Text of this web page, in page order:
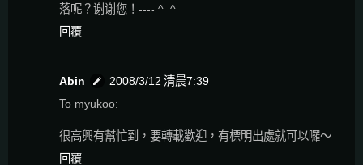
落呢？谢谢您！---- ^_^
回覆
Abin
2008/3/12 清晨7:39
To myukoo:
很高興有幫忙到，要轉載歡迎，有標明出處就可以囉～
回覆